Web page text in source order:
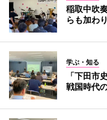
稲取中吹
らも加わ
学ぶ・知る
「下田市
戦国時代